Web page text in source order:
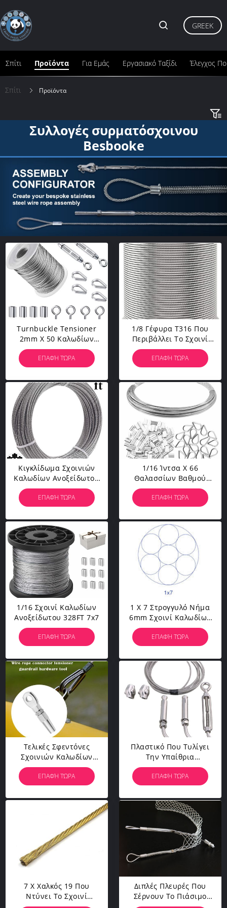
Σπίτι Προϊόντα Για Εμάς Εργασιακό Ταξίδι Έλεγχος
GREEK
Σπίτι Προϊόντα
Συλλογές συρματόσχοινου
Besbooke
Turnbuckle Tensioner
2mm X 50 Καλωδίων
Σχοινί Καλωδίων FT Με
Το Επίστρωμα PVC
ΕΠΑΦΉ ΤΏΡΑ
1/8 Γέφυρα T316 Που
Περιβάλλει Το Σχοινί
Καλωδίων Βαθμού
Αεροσκαφών 250FT Με
Φράκτη
ΕΠΑΦΉ ΤΏΡΑ
Κιγκλίδωμα Σχοινιών
Καλωδίων Ανοξείδωτου
Decking DIY
Κιγκλιδωμάτων
ΕΠΑΦΉ ΤΏΡΑ
1/16 Ίντσα Χ 66
Θαλασσίων Βαθμού
Ανοξείδωτου Πόδια
Σχοινιών Καλωδίων
ΕΠΑΦΉ ΤΏΡΑ
1/16 Σχοινί Καλωδίων
Ανοξείδωτου 328FT 7x7
ΕΠΑΦΉ ΤΏΡΑ
1 X 7 Στρογγυλό Νήμα
6mm Σχοινί Καλωδίων
Ανοξείδωτου
ΕΠΑΦΉ ΤΏΡΑ
Τελικές Σφεντόνες
Σχοινιών Καλωδίων
Ανοξείδωτου Ματιών
Swageless
ΕΠΑΦΉ ΤΏΡΑ
Πλαστικό Που Τυλίγει
Την Υπαίθρια
Ξεραίνοντας Σφεντόνα
Σχοινιών Καλωδίων
35KG
ΕΠΑΦΉ ΤΏΡΑ
7 X Χαλκός 19 Που
Ντύνει Το Σχοινί
Διπλές Πλευρές Που
Σέρνουν Το Πιάσιμο